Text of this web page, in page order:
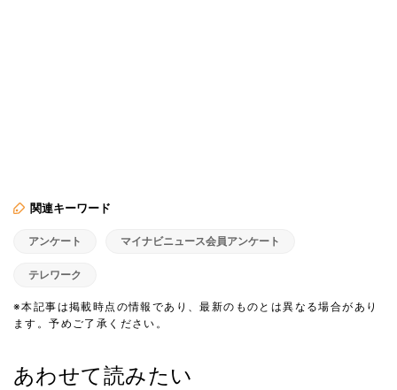
関連キーワード
アンケート マイナビニュース会員アンケート
テレワーク
※本記事は掲載時点の情報であり、最新のものとは異なる場合があり
ます。予めご了承ください。
あわせて読みたい